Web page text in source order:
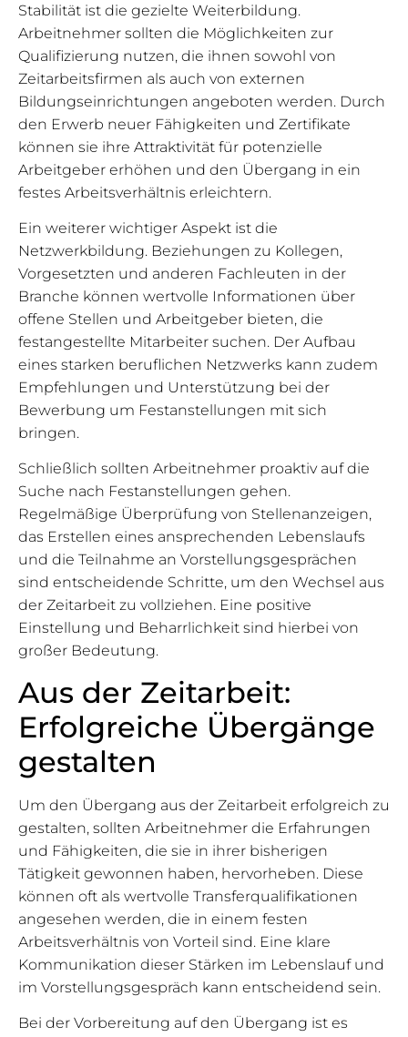
Stabilität ist die gezielte Weiterbildung.
Arbeitnehmer sollten die Möglichkeiten zur
Qualifizierung nutzen, die ihnen sowohl von
Zeitarbeitsfirmen als auch von externen
Bildungseinrichtungen angeboten werden. Durch
den Erwerb neuer Fähigkeiten und Zertifikate
können sie ihre Attraktivität für potenzielle
Arbeitgeber erhöhen und den Übergang in ein
festes Arbeitsverhältnis erleichtern.
Ein weiterer wichtiger Aspekt ist die
Netzwerkbildung. Beziehungen zu Kollegen,
Vorgesetzten und anderen Fachleuten in der
Branche können wertvolle Informationen über
offene Stellen und Arbeitgeber bieten, die
festangestellte Mitarbeiter suchen. Der Aufbau
eines starken beruflichen Netzwerks kann zudem
Empfehlungen und Unterstützung bei der
Bewerbung um Festanstellungen mit sich
bringen.
Schließlich sollten Arbeitnehmer proaktiv auf die
Suche nach Festanstellungen gehen.
Regelmäßige Überprüfung von Stellenanzeigen,
das Erstellen eines ansprechenden Lebenslaufs
und die Teilnahme an Vorstellungsgesprächen
sind entscheidende Schritte, um den Wechsel aus
der Zeitarbeit zu vollziehen. Eine positive
Einstellung und Beharrlichkeit sind hierbei von
großer Bedeutung.
Aus der Zeitarbeit:
Erfolgreiche Übergänge
gestalten
Um den Übergang aus der Zeitarbeit erfolgreich zu
gestalten, sollten Arbeitnehmer die Erfahrungen
und Fähigkeiten, die sie in ihrer bisherigen
Tätigkeit gewonnen haben, hervorheben. Diese
können oft als wertvolle Transferqualifikationen
angesehen werden, die in einem festen
Arbeitsverhältnis von Vorteil sind. Eine klare
Kommunikation dieser Stärken im Lebenslauf und
im Vorstellungsgespräch kann entscheidend sein.
Bei der Vorbereitung auf den Übergang ist es